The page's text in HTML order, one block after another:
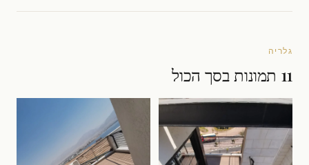
גלריה
11 תמונות בסך הכול